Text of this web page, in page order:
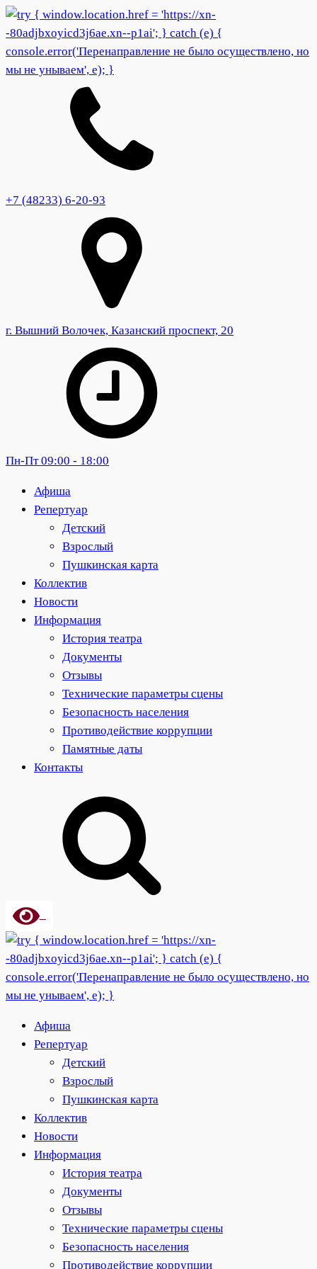
+7 (48233) 6-20-93
г. Вышний Волочек, Казанский проспект, 20
Пн-Пт 09:00 - 18:00
Афиша
Репертуар
Детский
Взрослый
Пушкинская карта
Коллектив
Новости
Информация
История театра
Документы
Отзывы
Технические параметры сцены
Безопасность населения
Противодействие коррупции
Памятные даты
Контакты
Афиша
Репертуар
Детский
Взрослый
Пушкинская карта
Коллектив
Новости
Информация
История театра
Документы
Отзывы
Технические параметры сцены
Безопасность населения
Противодействие коррупции